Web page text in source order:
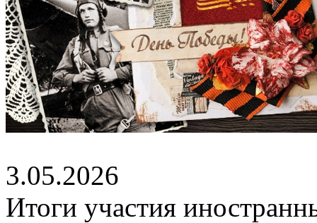
3.05.2026
Итоги участия